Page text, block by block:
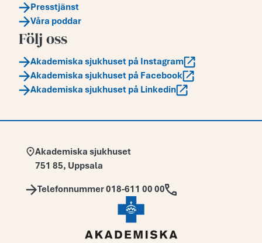
Presstjänst
Våra poddar
Följ oss
Akademiska sjukhuset på Instagram
Akademiska sjukhuset på Facebook
Akademiska sjukhuset på Linkedin
Adress:
Akademiska sjukhuset
751 85, Uppsala
Telefon:
Telefonnummer 018-611 00 00